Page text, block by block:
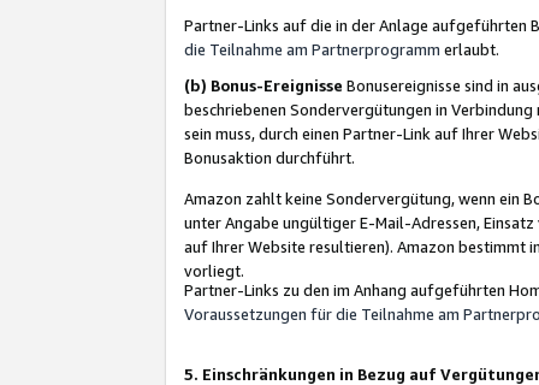
Partner-Links auf die in der Anlage aufgeführten
die Teilnahme am Partnerprogramm erlaubt.
(b) Bonus-Ereignisse Bonusereignisse sind in
beschriebenen Sondervergütungen in Verbindung
sein muss, durch einen Partner-Link auf Ihrer
Bonusaktion durchführt.
Amazon zahlt keine Sondervergütung, wenn ein
unter Angabe ungültiger E-Mail-Adressen,
auf Ihrer Website resultieren). Amazon bestimmt
vorliegt.
Partner-Links zu den im Anhang aufgeführten
Voraussetzungen für die Teilnahme am
5. Einschränkungen in Bezug auf